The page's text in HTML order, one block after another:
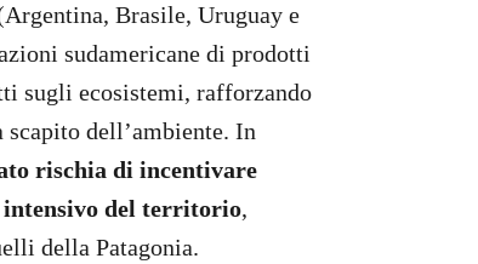
Brasile, Uruguay e
sudamericane di prodotti
sugli ecosistemi, rafforzando
dell’ambiente. In
rischia di incentivare
intensivo del territorio,
della Patagonia.